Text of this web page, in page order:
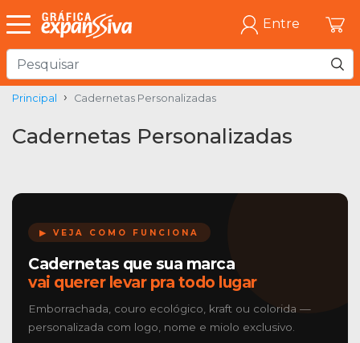
Entre
Principal Cadernetas Personalizadas
Cadernetas Personalizadas
▶ VEJA COMO FUNCIONA
Cadernetas que sua marca
vai querer levar pra todo lugar
Emborrachada, couro ecológico, kraft ou colorida —
personalizada com logo, nome e miolo exclusivo.